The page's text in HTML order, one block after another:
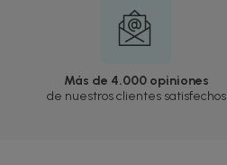
Más de 4.000 opiniones
de nuestros clientes satisfechos